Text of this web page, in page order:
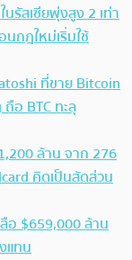
รัสเซียพุ่งสูง 2 เท่า
กฎใหม่เริ่มใช้
ที่ขาย Bitcoin
อ BTC ทะลุ
ล้าน จาก 276
คิดเป็นสัดส่วน
อ $659,000 ล้าน
แทน